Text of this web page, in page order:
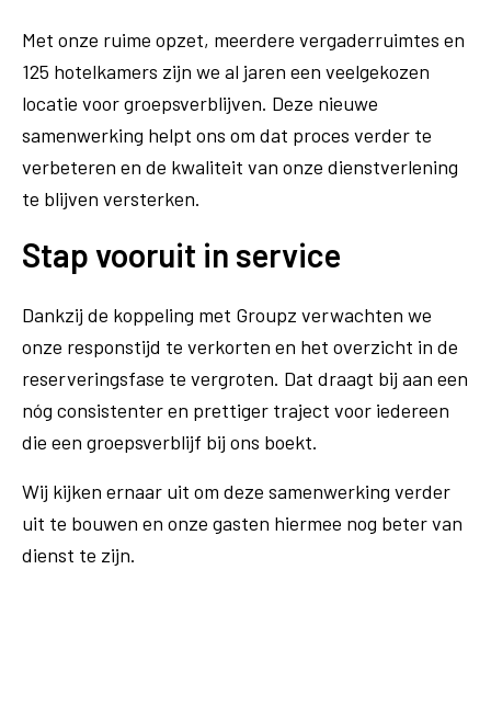
Met onze ruime opzet, meerdere vergaderruimtes en
125 hotelkamers zijn we al jaren een veelgekozen
locatie voor groepsverblijven. Deze nieuwe
samenwerking helpt ons om dat proces verder te
verbeteren en de kwaliteit van onze dienstverlening
te blijven versterken.
Stap vooruit in service
Dankzij de koppeling met Groupz verwachten we
onze responstijd te verkorten en het overzicht in de
reserveringsfase te vergroten. Dat draagt bij aan een
nóg consistenter en prettiger traject voor iedereen
die een groepsverblijf bij ons boekt.
Wij kijken ernaar uit om deze samenwerking verder
uit te bouwen en onze gasten hiermee nog beter van
dienst te zijn.